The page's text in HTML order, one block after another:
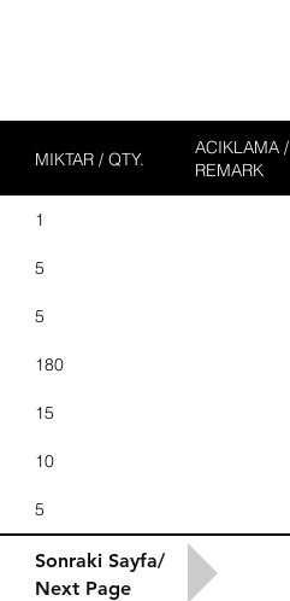
MIKTAR / QTY.
ACIKLAMA /
REMARK
1
5
5
180
15
10
5
Sonraki Sayfa/
Next Page